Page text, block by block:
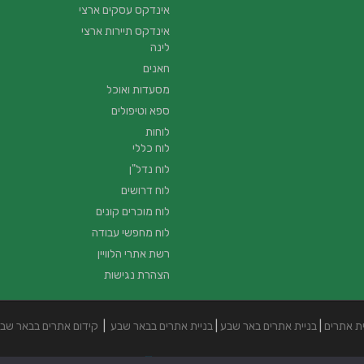
אינדקס עסקים ארצי
אינדקס תיירות ארצי
לינה
חאנים
מסעדות ואוכל
ספא וטיפולים
לוחות
לוח כללי
לוח נדל"ן
לוח דרושים
לוח מוכרים קונים
לוח מחפשי עבודה
רשת אתרי הלוויין
הצהרת נגישות
אתרים בניית אתרים באר שבע בניית אתרים בבאר שבע קידום אתרים בבאר